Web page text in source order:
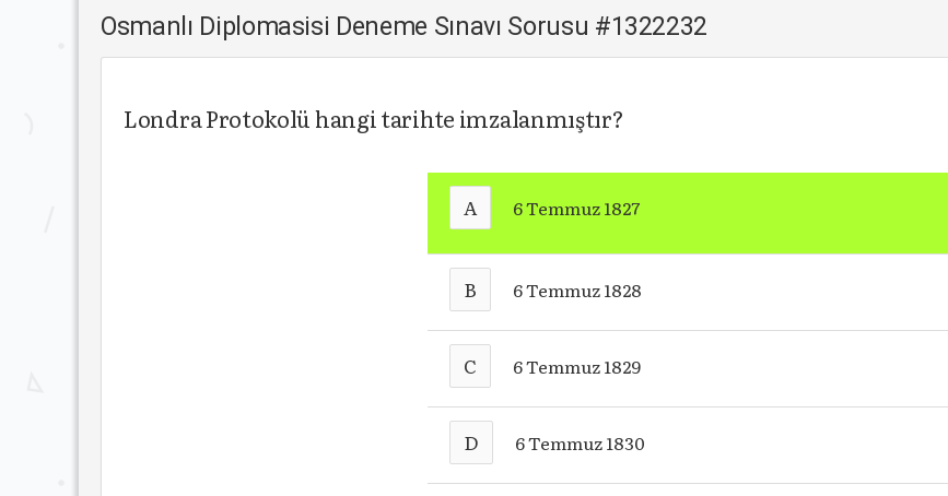
Osmanlı Diplomasisi Deneme Sınavı Sorusu #1322232
Londra Protokolü hangi tarihte imzalanmıştır?
A 6 Temmuz 1827
B 6 Temmuz 1828
C 6 Temmuz 1829
D 6 Temmuz 1830